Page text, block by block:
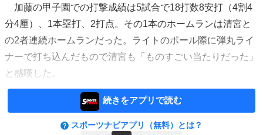
加藤の甲子園での打撃成績は5試合で18打数8安打（4割4
分4厘）、1本塁打、2打点。その1本のホームランは清宮と
の2者連続ホームランだった。ライトのポール際に弾丸ライ
ナーで打ち込んだもので清宮も「ものすごい当たりだった」
と感嘆した。
続きをアプリで読む
スポーツナビアプリ（無料）とは？